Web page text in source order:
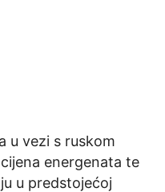
u vezi s ruskom
energenata te
u predstojećoj